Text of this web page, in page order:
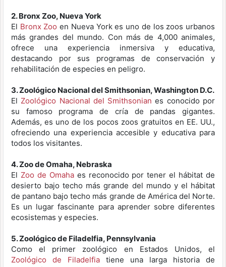
2. Bronx Zoo, Nueva York
El Bronx Zoo en Nueva York es uno de los zoos urbanos
más grandes del mundo. Con más de 4,000 animales,
ofrece una experiencia inmersiva y educativa,
destacando por sus programas de conservación y
rehabilitación de especies en peligro.
3. Zoológico Nacional del Smithsonian, Washington D.C.
El Zoológico Nacional del Smithsonian es conocido por
su famoso programa de cría de pandas gigantes.
Además, es uno de los pocos zoos gratuitos en EE. UU.,
ofreciendo una experiencia accesible y educativa para
todos los visitantes.
4. Zoo de Omaha, Nebraska
El Zoo de Omahaes reconocido por tener el hábitat de
desierto bajo techo más grande del mundo y el hábitat
de pantano bajo techo más grande de América del Norte.
Es un lugar fascinante para aprender sobre diferentes
ecosistemas y especies.
5. Zoológico de Filadelfia, Pennsylvania
Como el primer zoológico en Estados Unidos, el
Zoológico de Filadelfia tiene una larga historia de